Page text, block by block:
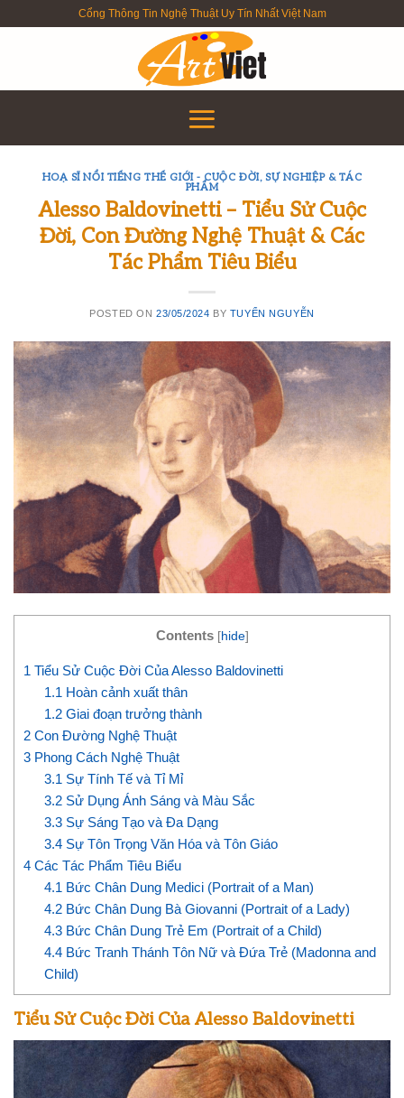
to
Cổng Thông Tin Nghệ Thuật Uy Tín Nhất Việt Nam
HOẠ SĨ NỔI TIẾNG THẾ GIỚI - CUỘC ĐỜI, SỰ NGHIỆP & TÁC
PHẨM
Alesso Baldovinetti – Tiểu Sử Cuộc
Đời, Con Đường Nghệ Thuật & Các
Tác Phẩm Tiêu Biểu
POSTED ON 23/05/2024 BY TUYỂN NGUYỄN
Contents [hide]
1 Tiểu Sử Cuộc Đời Của Alesso Baldovinetti
1.1 Hoàn cảnh xuất thân
1.2 Giai đoạn trưởng thành
2 Con Đường Nghệ Thuật
3 Phong Cách Nghệ Thuật
3.1 Sự Tính Tế và Tỉ Mỉ
3.2 Sử Dụng Ánh Sáng và Màu Sắc
3.3 Sự Sáng Tạo và Đa Dạng
3.4 Sự Tôn Trọng Văn Hóa và Tôn Giáo
4 Các Tác Phẩm Tiêu Biểu
4.1 Bức Chân Dung Medici (Portrait of a Man)
4.2 Bức Chân Dung Bà Giovanni (Portrait of a Lady)
4.3 Bức Chân Dung Trẻ Em (Portrait of a Child)
4.4 Bức Tranh Thánh Tôn Nữ và Đứa Trẻ (Madonna and
Child)
Tiểu Sử Cuộc Đời Của Alesso Baldovinetti